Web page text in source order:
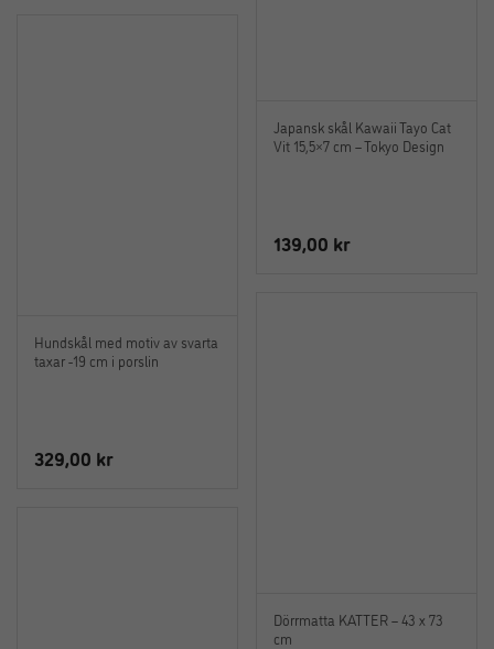
Japansk skål Kawaii Tayo Cat
Vit 15,5×7 cm – Tokyo Design
139,00 kr
Hundskål med motiv av svarta
taxar -19 cm i porslin
329,00 kr
Dörrmatta KATTER – 43 x 73
cm